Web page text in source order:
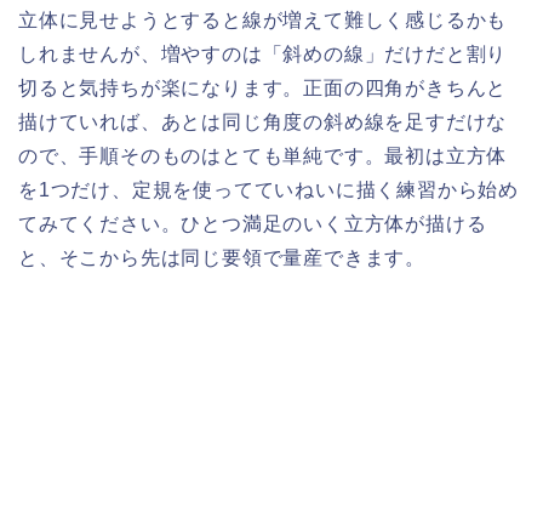
立体に見せようとすると線が増えて難しく感じるかも
しれませんが、増やすのは「斜めの線」だけだと割り
切ると気持ちが楽になります。正面の四角がきちんと
描けていれば、あとは同じ角度の斜め線を足すだけな
ので、手順そのものはとても単純です。最初は立方体
を1つだけ、定規を使ってていねいに描く練習から始め
てみてください。ひとつ満足のいく立方体が描ける
と、そこから先は同じ要領で量産できます。